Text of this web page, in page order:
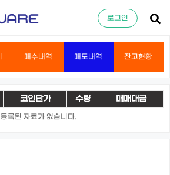
로그인
매수내역 매도내역 잔고현황
코인단가 수량 매매대금
등록된 자료가 없습니다.